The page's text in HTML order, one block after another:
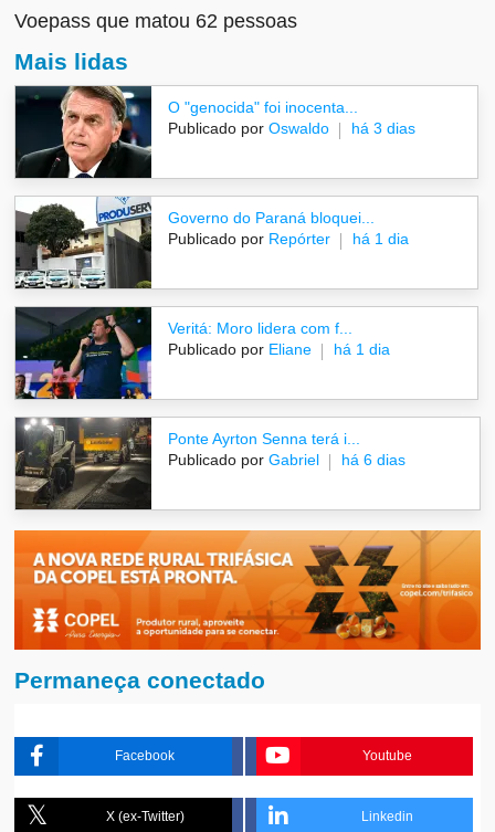
Voepass que matou 62 pessoas
Mais lidas
O "genocida" foi inocenta...
Publicado por Oswaldo há 3 dias
Governo do Paraná bloquei...
Publicado por Repórter há 1 dia
Veritá: Moro lidera com f...
Publicado por Eliane há 1 dia
Ponte Ayrton Senna terá i...
Publicado por Gabriel há 6 dias
Permaneça conectado
Facebook Youtube
X (ex-Twitter) Linkedin